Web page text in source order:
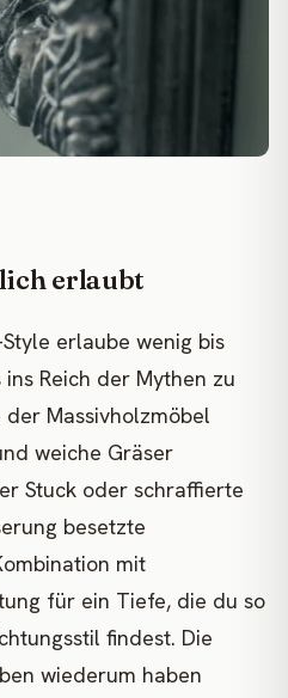
erlaubt
erlaube wenig bis
Reich der Mythen zu
Massivholzmöbel
weiche Gräser
Stuck oder schraffierte
besetzte
mit
für ein Tiefe, die du so
findest. Die
wiederum haben